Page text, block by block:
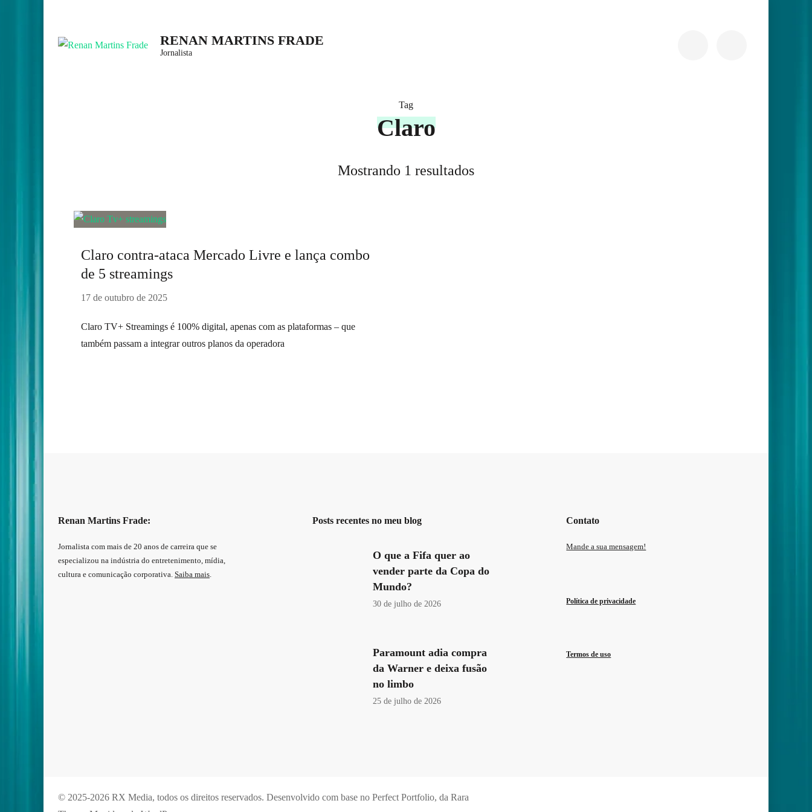
content
RENAN MARTINS FRADE
Jornalista
Tag
Claro
Mostrando 1 resultados
Claro contra-ataca Mercado Livre e lança combo
de 5 streamings
17 de outubro de 2025
Claro TV+ Streamings é 100% digital, apenas com as plataformas – que
também passam a integrar outros planos da operadora
Renan Martins Frade:
Jornalista com mais de 20 anos de carreira que se
especializou na indústria do entretenimento, mídia,
cultura e comunicação corporativa. Saiba mais.
Posts recentes no meu blog
O que a Fifa quer ao
vender parte da Copa do
Mundo?
30 de julho de 2026
Paramount adia compra
da Warner e deixa fusão
no limbo
25 de julho de 2026
Contato
Mande a sua mensagem!
Política de privacidade
Termos de uso
© 2025-2026 RX Media, todos os direitos reservados. Desenvolvido com base no Perfect Portfolio, da Rara